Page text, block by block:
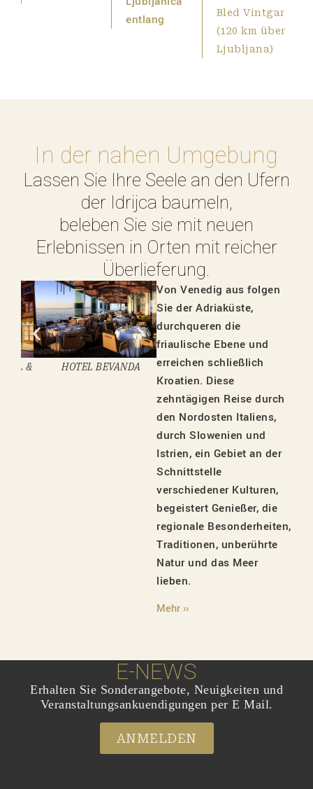
entlang
Bled Vintgar
(120 km über
Ljubljana)
In der nahen Umgebung
Lassen Sie Ihre Seele an den Ufern
der Idrijca baumeln,
beleben Sie sie mit neuen
Erlebnissen in Orten mit reicher
Überlieferung.
HOTEL BEVANDA HOTEL KENDOV DVOREC
Von Venedig aus folgen
Sie der Adriaküste,
durchqueren die
friaulische Ebene und
erreichen schließlich
Kroatien. Diese
zehntägigen Reise durch
den Nordosten Italiens,
durch Slowenien und
Istrien, ein Gebiet an der
Schnittstelle
verschiedener Kulturen,
begeistert Genießer, die
regionale Besonderheiten,
Traditionen, unberührte
Natur und das Meer
lieben.
Mehr ››
E-NEWS
Erhalten Sie Sonderangebote, Neuigkeiten und
Veranstaltungsankuendigungen per E Mail.
ANMELDEN